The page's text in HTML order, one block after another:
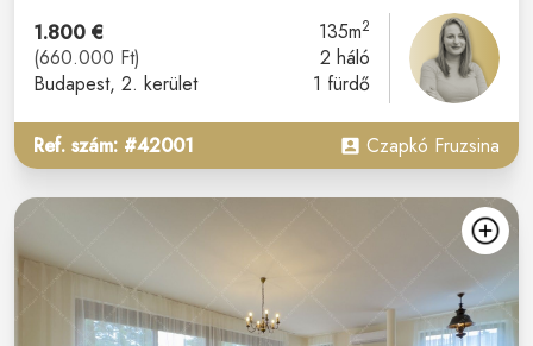
1.800 €
(660.000 Ft)
Budapest, 2. kerület
135m2
2 háló
1 fürdő
Ref. szám: #42001 Czapkó Fruzsina